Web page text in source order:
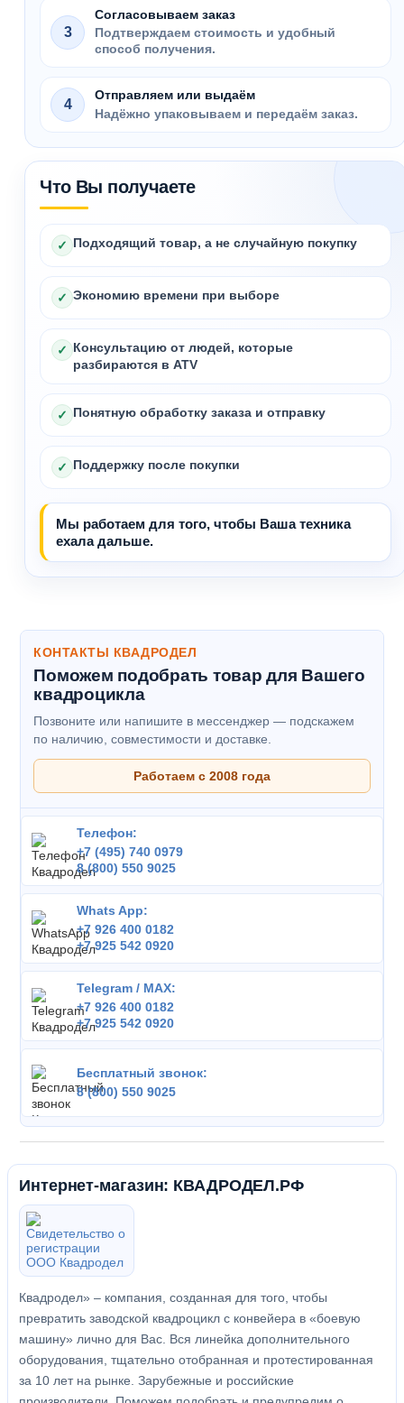
3
Согласовываем заказ
Подтверждаем стоимость и удобный
способ получения.
4
Отправляем или выдаём
Надёжно упаковываем и передаём заказ.
Что Вы получаете
✓ Подходящий товар, а не случайную покупку
✓ Экономию времени при выборе
✓ Консультацию от людей, которые
разбираются в ATV
✓ Понятную обработку заказа и отправку
✓ Поддержку после покупки
Мы работаем для того, чтобы Ваша техника
ехала дальше.
КОНТАКТЫ КВАДРОДЕЛ
Поможем подобрать товар для Вашего
квадроцикла
Позвоните или напишите в мессенджер — подскажем
по наличию, совместимости и доставке.
Работаем с 2008 года
Телефон:
+7 (495) 740 0979
8 (800) 550 9025
Whats App:
+7 926 400 0182
+7 925 542 0920
Telegram / MAX:
+7 926 400 0182
+7 925 542 0920
Бесплатный звонок:
8 (800) 550 9025
Интернет-магазин: КВАДРОДЕЛ.РФ
Квадродел» – компания, созданная для того, чтобы
превратить заводской квадроцикл с конвейера в «боевую
машину» лично для Вас. Вся линейка дополнительного
оборудования, тщательно отобранная и протестированная
за 10 лет на рынке. Зарубежные и российские